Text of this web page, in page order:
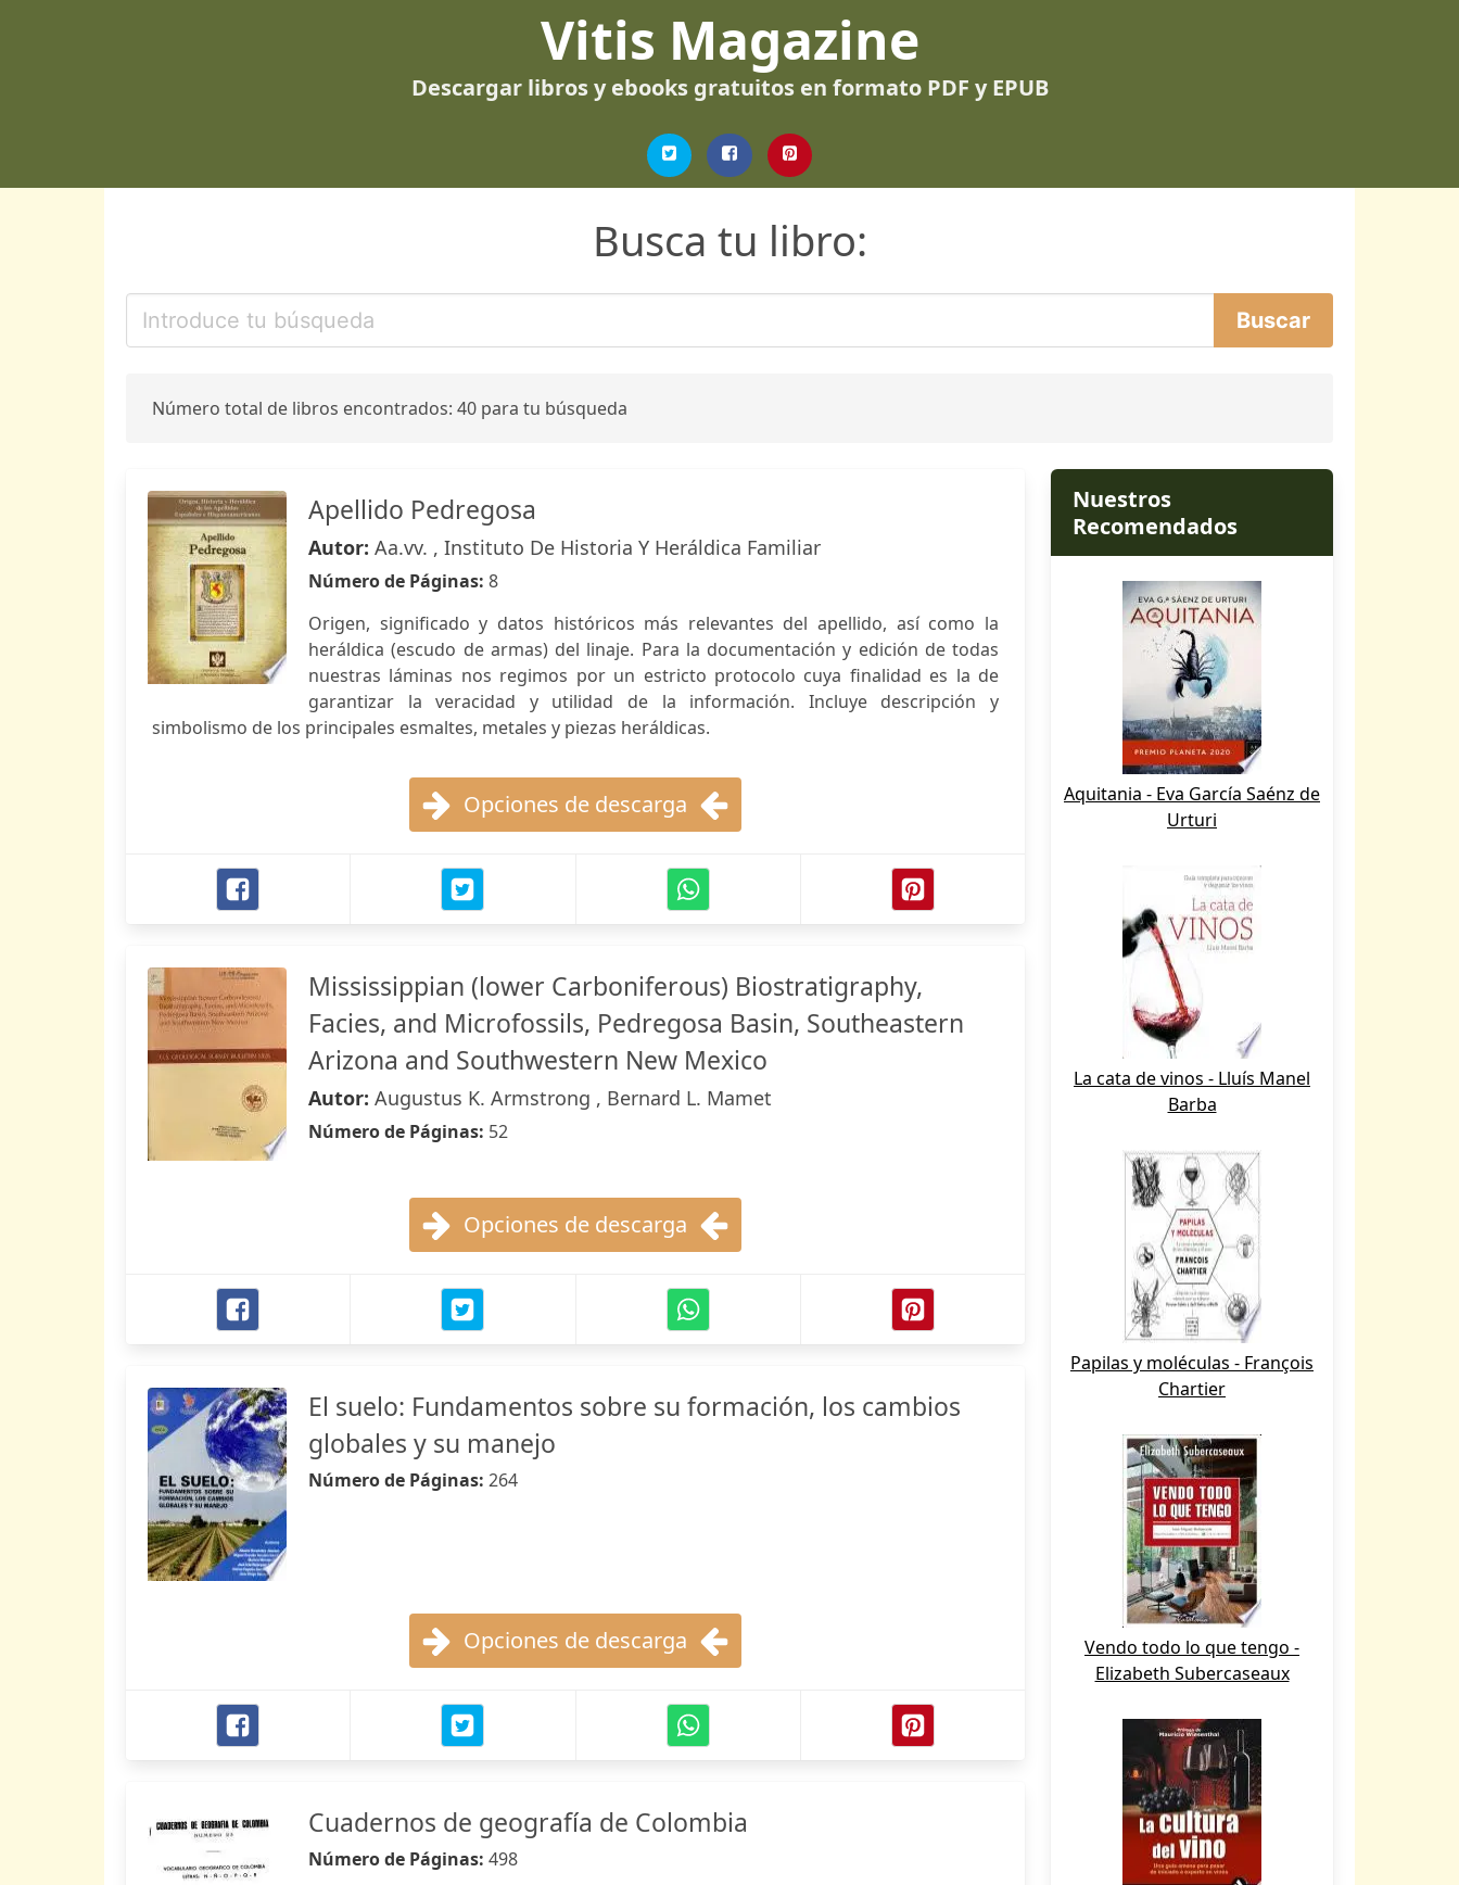
Vitis Magazine
Descargar libros y ebooks gratuitos en formato PDF y EPUB
Busca tu libro:
Número total de libros encontrados: 40 para tu búsqueda
Apellido Pedregosa
Autor: Aa.vv. , Instituto De Historia Y Heráldica Familiar
Número de Páginas: 8
Origen, significado y datos históricos más relevantes del apellido, así como la
heráldica (escudo de armas) del linaje. Para la documentación y edición de todas
nuestras láminas nos regimos por un estricto protocolo cuya finalidad es la de
garantizar la veracidad y utilidad de la información. Incluye descripción y
simbolismo de los principales esmaltes, metales y piezas heráldicas.
Opciones de descarga
Mississippian (lower Carboniferous) Biostratigraphy,
Facies, and Microfossils, Pedregosa Basin, Southeastern
Arizona and Southwestern New Mexico
Autor: Augustus K. Armstrong , Bernard L. Mamet
Número de Páginas: 52
Opciones de descarga
El suelo: Fundamentos sobre su formación, los cambios
globales y su manejo
Número de Páginas: 264
Opciones de descarga
Cuadernos de geografía de Colombia
Número de Páginas: 498
Nuestros
Recomendados
Aquitania - Eva García Saénz de
Urturi
La cata de vinos - Lluís Manel
Barba
Papilas y moléculas - François
Chartier
Vendo todo lo que tengo -
Elizabeth Subercaseaux